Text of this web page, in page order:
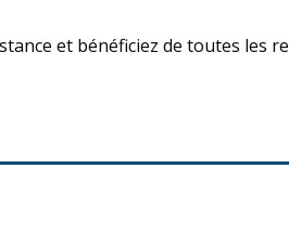
et bénéficiez de toutes les